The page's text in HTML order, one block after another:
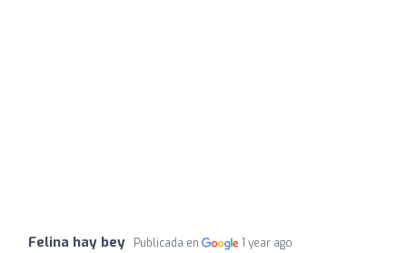
Felina hay bey Publicada en 1 year ago